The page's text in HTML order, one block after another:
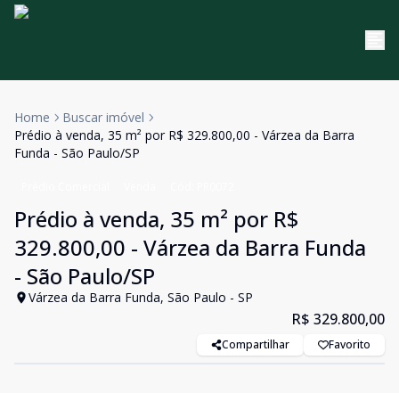
Home
Buscar imóvel
Prédio à venda, 35 m² por R$ 329.800,00 - Várzea da Barra
Funda - São Paulo/SP
Prédio à venda, 35 m² por R$
329.800,00 - Várzea da Barra Funda
- São Paulo/SP
Várzea da Barra Funda, São Paulo - SP
R$ 329.800,00
Compartilhar Favorito